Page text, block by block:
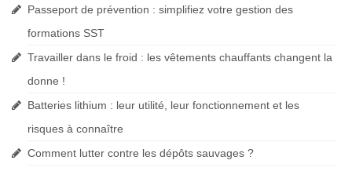
Passeport de prévention : simplifiez votre gestion des
formations SST
Travailler dans le froid : les vêtements chauffants changent la
donne !
Batteries lithium : leur utilité, leur fonctionnement et les
risques à connaître
Comment lutter contre les dépôts sauvages ?